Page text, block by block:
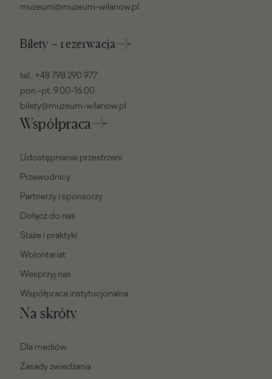
muzeum@muzeum-wilanow.pl
Bilety – rezerwacja
tel.: +48 798 290 977
pon.-pt. 9.00-16.00
bilety@muzeum-wilanow.pl
Współpraca
Udostępnianie przestrzeni
Przewodnicy
Partnerzy i sponsorzy
Dołącz do nas
Staże i praktyki
Wolontariat
Wesprzyj nas
Współpraca instytucjonalna
Na skróty
Dla mediów
Zasady zwiedzania